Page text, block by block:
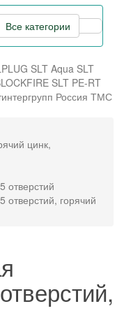
Все категории
SLT Aqua SLT
SLT PE-RT
Россия ТМС
цинк,
отверстий
отверстий, горячий